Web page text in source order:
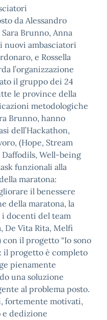
da Alessandro
Brunno, Anna
nuovi ambasciatori
e Rossella
l’organizzazione
il gruppo dei 24
le province della
metodologiche
Brunno, hanno
dell’Hackathon,
(Hope, Stream
Daffodils, Well-being
funzionali alla
maratona:
il benessere
della maratona, la
docenti del team
De Vita Rita, Melfi
con il progetto “Io sono
il progetto è completo
pienamente
una soluzione
al problema posto.
fortemente motivati,
e dedizione